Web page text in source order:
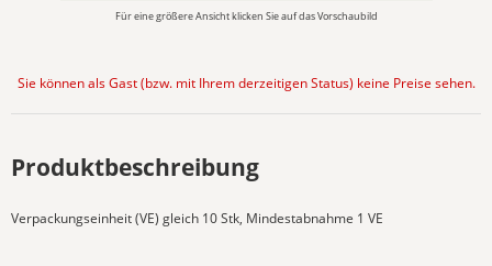
Für eine größere Ansicht klicken Sie auf das Vorschaubild
Sie können als Gast (bzw. mit Ihrem derzeitigen Status) keine Preise sehen.
Produktbeschreibung
Verpackungseinheit (VE) gleich 10 Stk, Mindestabnahme 1 VE